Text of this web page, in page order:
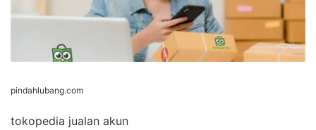
pindahlubang.com
tokopedia jualan akun